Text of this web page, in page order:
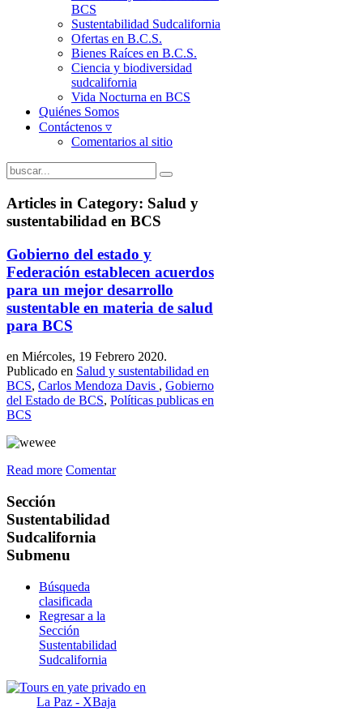
BCS
Sustentabilidad Sudcalifornia
Ofertas en B.C.S.
Bienes Raíces en B.C.S.
Ciencia y biodiversidad
sudcalifornia
Vida Nocturna en BCS
Quiénes Somos
Contáctenos ▿
Comentarios al sitio
Articles in Category: Salud y
sustentabilidad en BCS
Gobierno del estado y
Federación establecen acuerdos
para un mejor desarrollo
sustentable en materia de salud
para BCS
en Miércoles, 19 Febrero 2020.
Publicado en Salud y sustentabilidad en
BCS, Carlos Mendoza Davis , Gobierno
del Estado de BCS, Políticas publicas en
BCS
Read more Comentar
Sección
Sustentabilidad
Sudcalifornia
Submenu
Búsqueda
clasificada
Regresar a la
Sección
Sustentabilidad
Sudcalifornia